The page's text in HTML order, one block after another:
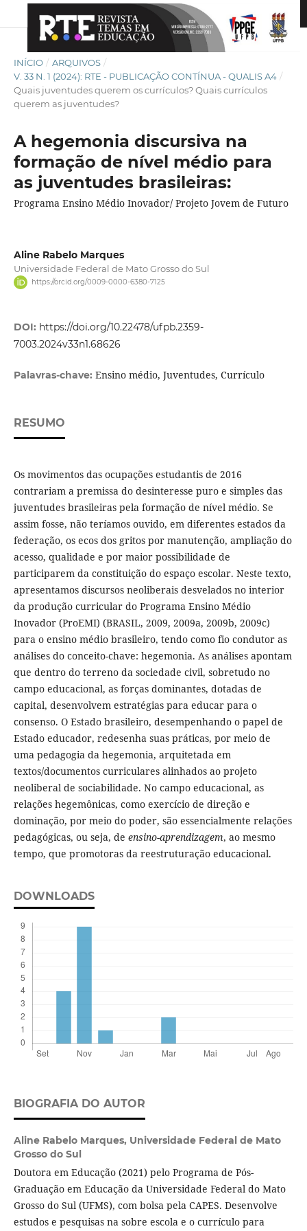
INÍCIO / ARQUIVOS /
V. 33 N. 1 (2024): RTE - PUBLICAÇÃO CONTÍNUA - QUALIS A4 /
Quais juventudes querem os currículos? Quais currículos
querem as juventudes?
A hegemonia discursiva na
formação de nível médio para
as juventudes brasileiras:
Programa Ensino Médio Inovador/ Projeto Jovem de Futuro
Aline Rabelo Marques
Universidade Federal de Mato Grosso do Sul
https://orcid.org/0009-0000-6380-7125
DOI: https://doi.org/10.22478/ufpb.2359-
7003.2024v33n1.68626
Palavras-chave: Ensino médio, Juventudes, Currículo
RESUMO
Os movimentos das ocupações estudantis de 2016
contrariam a premissa do desinteresse puro e simples das
juventudes brasileiras pela formação de nível médio. Se
assim fosse, não teríamos ouvido, em diferentes estados da
federação, os ecos dos gritos por manutenção, ampliação do
acesso, qualidade e por maior possibilidade de
participarem da constituição do espaço escolar. Neste texto,
apresentamos discursos neoliberais desvelados no interior
da produção curricular do Programa Ensino Médio
Inovador (ProEMI) (BRASIL, 2009, 2009a, 2009b, 2009c)
para o ensino médio brasileiro, tendo como fio condutor as
análises do conceito-chave: hegemonia. As análises apontam
que dentro do terreno da sociedade civil, sobretudo no
campo educacional, as forças dominantes, dotadas de
capital, desenvolvem estratégias para educar para o
consenso. O Estado brasileiro, desempenhando o papel de
Estado educador, redesenha suas práticas, por meio de
uma pedagogia da hegemonia, arquitetada em
textos/documentos curriculares alinhados ao projeto
neoliberal de sociabilidade. No campo educacional, as
relações hegemônicas, como exercício de direção e
dominação, por meio do poder, são essencialmente relações
pedagógicas, ou seja, de ensino-aprendizagem, ao mesmo
tempo, que promotoras da reestruturação educacional.
DOWNLOADS
BIOGRAFIA DO AUTOR
Aline Rabelo Marques, Universidade Federal de Mato
Grosso do Sul
Doutora em Educação (2021) pelo Programa de Pós-
Graduação em Educação da Universidade Federal do Mato
Grosso do Sul (UFMS), com bolsa pela CAPES. Desenvolve
estudos e pesquisas na sobre escola e o currículo para